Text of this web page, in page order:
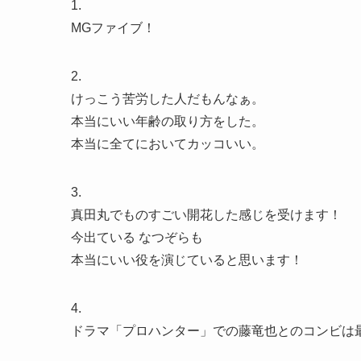
1.
MGファイブ！
2.
けっこう苦労した人だもんなぁ。
本当にいい年齢の取り方をした。
本当に全てにおいてカッコいい。
3.
真田丸でものすごい開花した感じを受けます！
今出ている なつぞらも
本当にいい役を演じていると思います！
4.
ドラマ「プロハンター」での藤竜也とのコンビは